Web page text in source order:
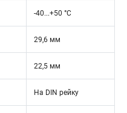
-40...+50 °C
29,6 мм
22,5 мм
На DIN рейку